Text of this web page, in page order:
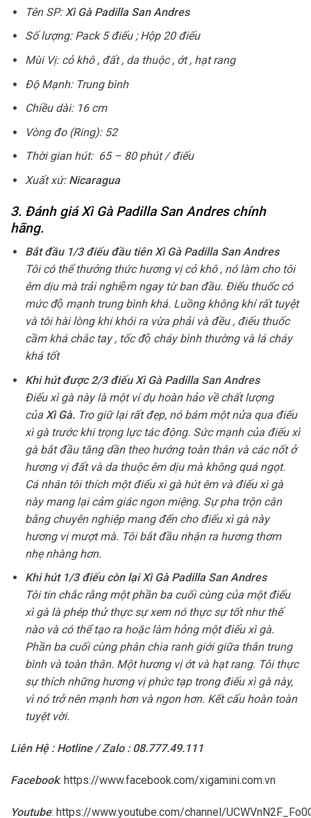
Tên SP: Xì Gà Padilla San Andres
Số lượng: Pack 5 điếu ; Hộp 20 điếu
Mùi Vị: cỏ khô , đất , da thuộc , ớt , hạt rang
Độ Mạnh: Trung bình
Chiều dài: 16 cm
Vòng đo (Ring): 52
Thời gian hút: 65 – 80 phút / điếu
Xuất xứ: Nicaragua
3. Đánh giá Xì Gà Padilla San Andres chính
hãng.
Bắt đầu 1/3 điếu đầu tiên Xì Gà Padilla San Andres
Tôi có thể thưởng thức hương vị cỏ khô , nó làm cho tôi
êm dịu mà trải nghiệm ngay từ ban đầu. Điếu thuốc có
mức độ mạnh trung bình khá. Luồng không khí rất tuyệt
và tôi hài lòng khi khói ra vừa phải và đều , điếu thuốc
cầm khá chắc tay , tốc độ cháy bình thường và lá cháy
khá tốt
Khi hút được 2/3 điếu Xì Gà Padilla San Andres
Điếu xì gà này là một ví dụ hoàn hảo về chất lượng
của Xì Gà.Tro giữ lại rất đẹp, nó bám một nửa qua điếu
xì gà trước khi trọng lực tác động. Sức mạnh của điếu xì
gà bắt đầu tăng dần theo hướng toàn thân và các nốt ở
hương vị đất và da thuộc êm dịu mà không quá ngọt.
Cá nhân tôi thích một điếu xì gà hút êm và điếu xì gà
này mang lại cảm giác ngon miệng. Sự pha trộn cân
bằng chuyên nghiệp mang đến cho điếu xì gà này
hương vị mượt mà. Tôi bắt đầu nhận ra hương thơm
nhẹ nhàng hơn.
Khi hút 1/3 điếu còn lại Xì Gà Padilla San Andres
Tôi tin chắc rằng một phần ba cuối cùng của một điếu
xì gà là phép thử thực sự xem nó thực sự tốt như thế
nào và có thể tạo ra hoặc làm hỏng một điếu xì gà.
Phần ba cuối cùng phân chia ranh giới giữa thân trung
bình và toàn thân. Một hương vị ớt và hạt rang. Tôi thực
sự thích những hương vị phức tạp trong điếu xì gà này,
vì nó trở nên mạnh hơn và ngon hơn. Kết cấu hoàn toàn
tuyệt vời.
Liên Hệ : Hotline / Zalo : 08.777.49.111
Facebook: https://www.facebook.com/xigamini.com.vn
Youtube: https://www.youtube.com/channel/